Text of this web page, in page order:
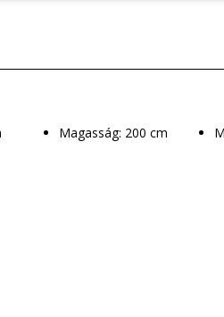
Magasság: 200 cm